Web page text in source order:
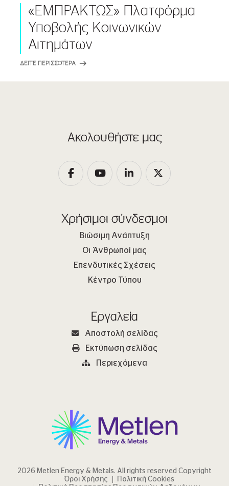
«ΕΜΠΡΑΚΤΩΣ» Πλατφόρμα
Υποβολής Κοινωνικών
Αιτημάτων
ΔΕΙΤΕ ΠΕΡΙΣΣΟΤΕΡΑ
Ακολουθήστε μας
Χρήσιμοι σύνδεσμοι
Βιώσιμη Ανάπτυξη
Οι Άνθρωποί μας
Επενδυτικές Σχέσεις
Κέντρο Τύπου
Εργαλεία
Αποστολή σελίδας
Εκτύπωση σελίδας
Περιεχόμενα
2026 Metlen Εnergy & Metals. All rights reserved Copyright
Όροι Χρήσης
Πολιτική Cookies